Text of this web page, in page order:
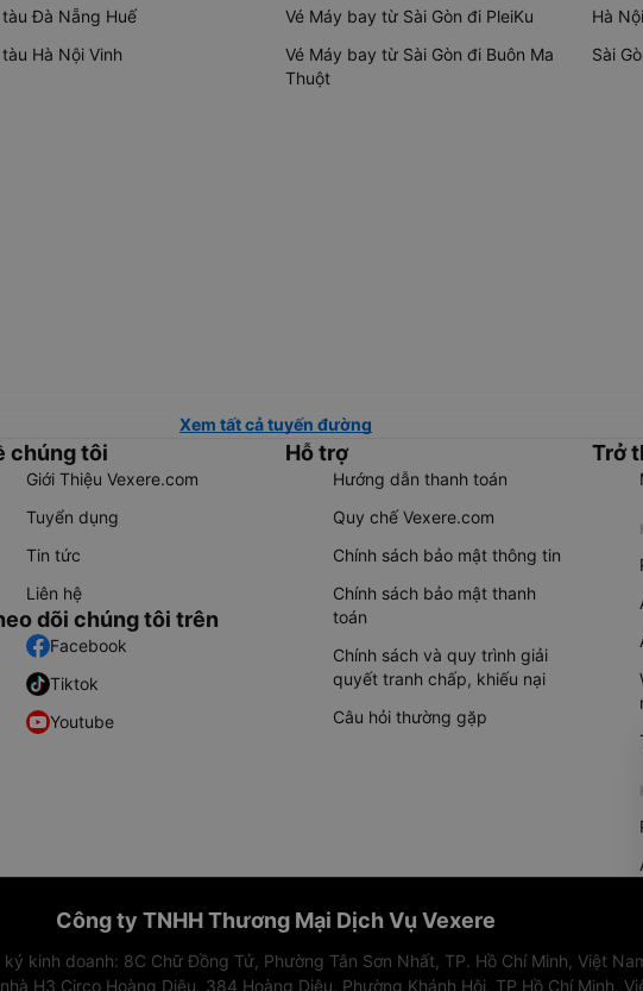
tàu Đà Nẵng Huế
tàu Hà Nội Vinh
Vé Máy bay từ Sài Gòn đi PleiKu
Vé Máy bay từ Sài Gòn đi Buôn Ma
Thuột
Hà
Sài
Xem tất cả tuyến đường
chúng tôi
Giới Thiệu Vexere.com
Tuyển dụng
Tin tức
Liên hệ
dõi chúng tôi trên
Facebook
Tiktok
Youtube
Hỗ trợ
Hướng dẫn thanh toán
Quy chế Vexere.com
Chính sách bảo mật thông tin
Chính sách bảo mật thanh
toán
Chính sách và quy trình giải
quyết tranh chấp, khiếu nại
Câu hỏi thường gặp
Trở
Công ty TNHH Thương Mại Dịch Vụ Vexere
kinh doanh: 8C Chữ Đồng Tử, Phường Tân Sơn Nhất, TP. Hồ Chí Minh, Việt
H3 Circo Hoàng Diệu, 384 Hoàng Diệu, Phường Khánh Hội, TP Hồ Chí Minh,